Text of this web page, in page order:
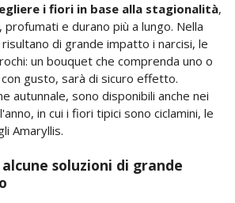
i fiori in base alla stagionalità,
e durano più a lungo. Nella
di grande impatto i narcisi, le
un bouquet che comprenda uno o
gusto, sarà di sicuro effetto.
autunnale, sono disponibili anche nei
in cui i fiori tipici sono ciclamini, le
Amaryllis.
soluzioni di grande